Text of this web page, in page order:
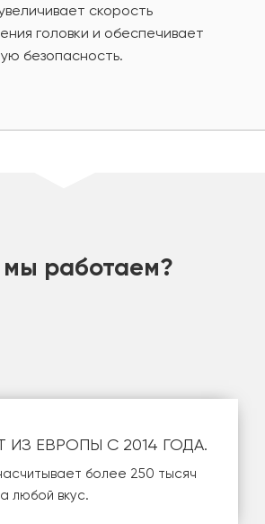
скорость
головки и обеспечивает
безопасность.
мы работаем?
ИЗ ЕВРОПЫ С 2014 ГОДА.
более 250 тысяч
любой вкус.